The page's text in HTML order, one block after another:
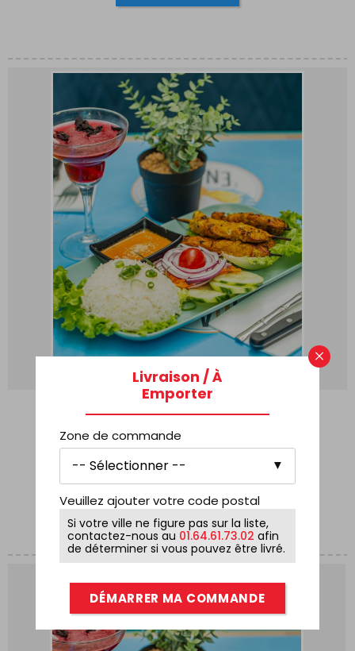
ENTRÉE + PLAT ( SUR PLACE
UNIQUEMENT )
COMMANDE
×
Livraison / À
Emporter
Zone de commande
Veuillez ajouter votre code postal
Si votre ville ne figure pas sur la liste,
contactez-nous au 01.64.61.73.02 afin
de déterminer si vous pouvez être livré.
DÉMARRER MA COMMANDE